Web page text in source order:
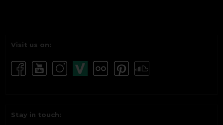
Visit us on:
Stay in touch: